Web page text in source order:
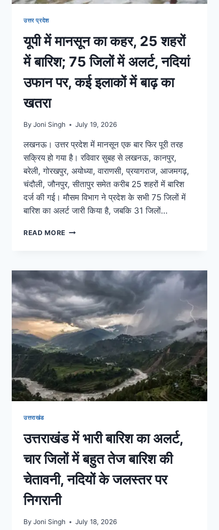
उत्तर प्रदेश
यूपी में मानसून का कहर, 25 शहरों
में बारिश; 75 जिलों में अलर्ट, नदियां
उफान पर, कई इलाकों में बाढ़ का
खतरा
By Joni Singh July 19, 2026
लखनऊ। उत्तर प्रदेश में मानसून एक बार फिर पूरी तरह
सक्रिय हो गया है। रविवार सुबह से लखनऊ, कानपुर,
बरेली, गोरखपुर, अयोध्या, वाराणसी, प्रयागराज, आजमगढ़,
चंदौली, जौनपुर, सीतापुर समेत करीब 25 शहरों में बारिश
दर्ज की गई। मौसम विभाग ने प्रदेश के सभी 75 जिलों में
बारिश का अलर्ट जारी किया है, जबकि 31 जिलों…
READ MORE
उत्तराखंड
उत्तराखंड में भारी बारिश का अलर्ट,
चार जिलों में बहुत तेज बारिश की
चेतावनी, नदियों के जलस्तर पर
निगरानी
By Joni Singh July 18, 2026